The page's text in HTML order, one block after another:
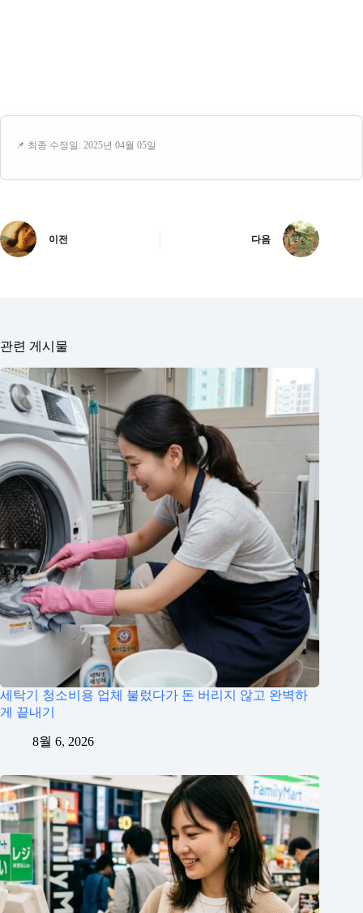
📌 최종 수정일: 2025년 04월 05일
이전 다음
관련 게시물
세탁기 청소비용 업체 불렀다가 돈 버리지 않고 완벽하
게 끝내기
8월 6, 2026